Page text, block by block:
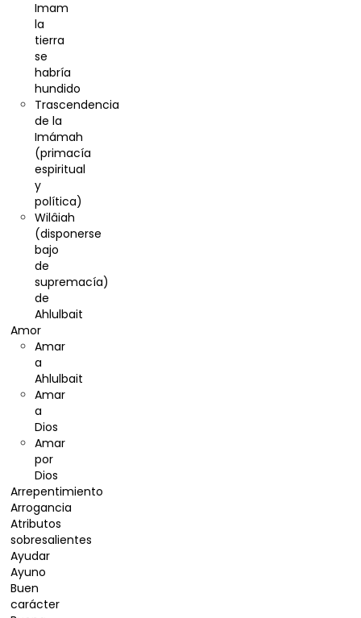
Imam
la
tierra
se
habría
hundido
Trascendencia
de la
Imámah
(primacía
espiritual
y
política)
Wilâiah
(disponerse
bajo
de
supremacía)
de
Ahlulbait
Amor
Amar
a
Ahlulbait
Amar
a
Dios
Amar
por
Dios
Arrepentimiento
Arrogancia
Atributos
sobresalientes
Ayudar
Ayuno
Buen
carácter